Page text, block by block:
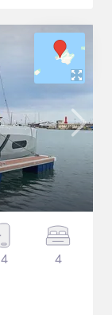
4 4